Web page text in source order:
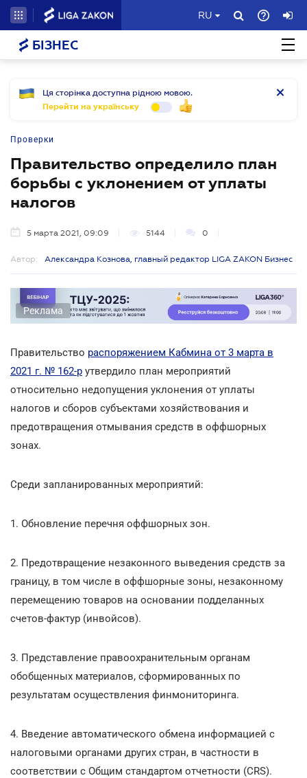
RU
БІЗНЕС
Ця сторінка доступна рідною мовою.
Перейти на українську
Проверки
Правительство определило план
борьбы с уклонением от уплаты
налогов
5 марта 2021, 09:09 5144 0
Автор: Александра Кознова, главный редактор LIGA ZAKON Бизнес
Реклама
Правительство распоряжением Кабмина от 3 марта в
2021 г. № 162-р утвердило план мероприятий
относительно недопущения уклонения от уплаты
налогов и сборов субъектами хозяйствования и
предотвращения отмывания средств в оффшорных
зонах.
Среди запланированных мероприятий:
1. Обновление перечня оффшорных зон.
2. Предотвращение незаконного выведения средств за
границу, в том числе в оффшорные зоны, незаконному
перемещению товаров на основании подделанных
счетов-фактур (инвойсов).
3. Представление правоохранительным органам
обобщенных материалов, сформированных по
результатам осуществления финмониторинга.
4. Введение автоматического обмена информацией с
налоговыми органами других стран, в частности в
соответствии с Общим стандартом отчетности (CRS).